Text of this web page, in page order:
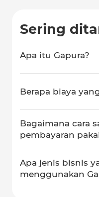
Sering
Apa itu Gapura?
Berapa biaya
Bagaimana cara
pembayaran
Apa jenis bisnis
menggunakan